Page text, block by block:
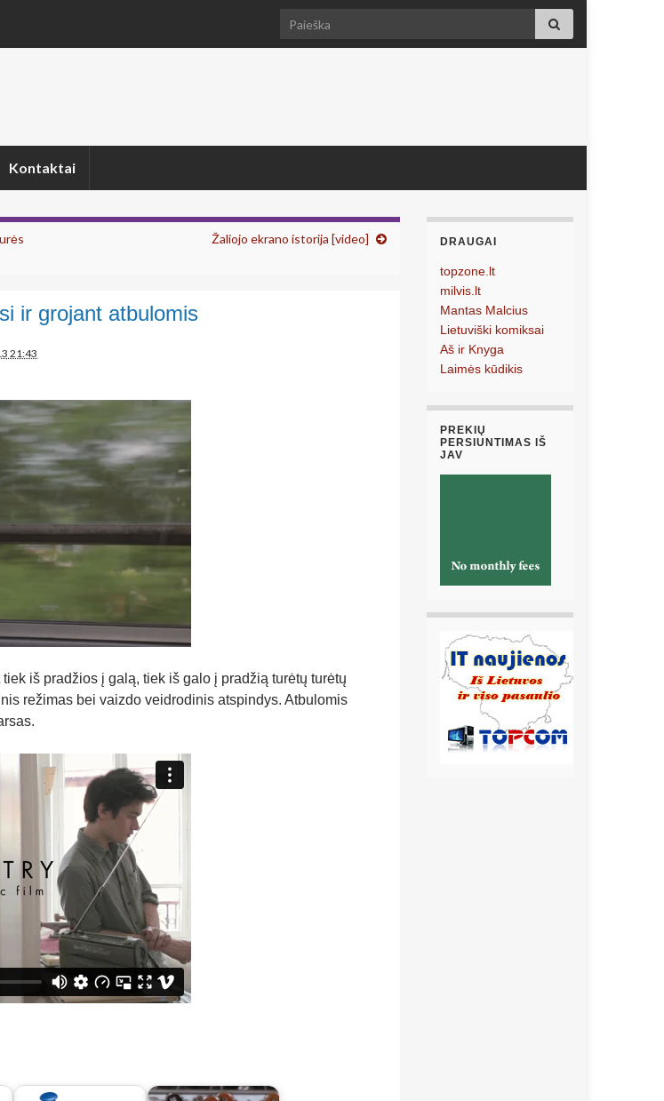
Search for:
Kontaktai
Žaliojo ekrano istorija [video]
ir grojant atbulomis
21:43
iš pradžios į galą, tiek iš galo į pradžią turėtų turėtų
režimas bei vaizdo veidrodinis atspindys. Atbulomis
DRAUGAI
topzone.lt
milvis.lt
Mantas Malcius
Lietuviški komiksai
Aš ir Knyga
Laimės kūdikis
PREKIŲ
PERSIUNTIMAS IŠ
JAV